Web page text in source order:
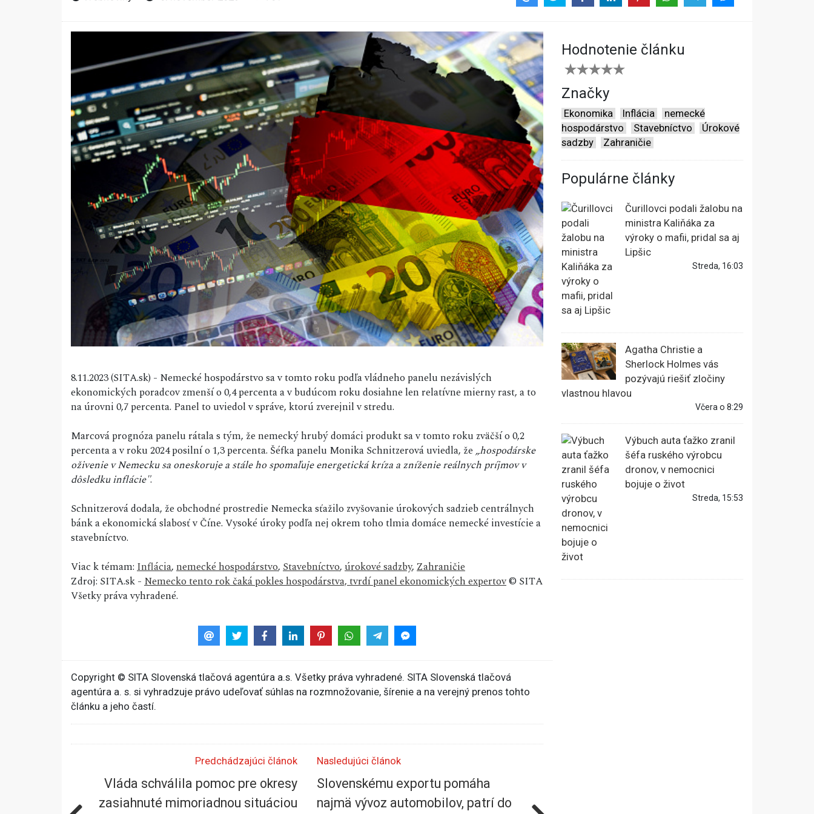
8.11.2023 (SITA.sk) - Nemecké hospodárstvo sa v tomto roku podľa vládneho panelu nezávislých
ekonomických poradcov zmenší o 0,4 percenta a v budúcom roku dosiahne len relatívne mierny rast, a to
na úrovni 0,7 percenta. Panel to uviedol v správe, ktorú zverejnil v stredu.
Marcová prognóza panelu rátala s tým, že nemecký hrubý domáci produkt sa v tomto roku zväčší o 0,2
percenta a v roku 2024 posilní o 1,3 percenta. Šéfka panelu Monika Schnitzerová uviedla, že„hospodárske
oživenie v Nemecku sa oneskoruje a stále ho spomaľuje energetická kríza a zníženie reálnych príjmov v
dôsledku inflácie".
Schnitzerová dodala, že obchodné prostredie Nemecka sťažilo zvyšovanie úrokových sadzieb centrálnych
bánk a ekonomická slabosť v Číne. Vysoké úroky podľa nej okrem toho tlmia domáce nemecké investície a
stavebníctvo.
Viac k témam:Inflácia,nemecké hospodárstvo,Stavebníctvo,úrokové sadzby,Zahraničie
Zdroj: SITA.sk -Nemecko tento rok čaká pokles hospodárstva, tvrdí panel ekonomických expertov© SITA
Všetky práva vyhradené.
Hodnotenie článku
Značky
Ekonomika Inflácia
nemecké
hospodárstvo
Stavebníctvo
Úrokové
sadzby
Zahraničie
Populárne články
Čurillovci podali žalobu na
ministra Kaliňáka za
výroky o mafii, pridal sa aj
Lipšic
Streda, 16:03
Agatha Christie a
Sherlock Holmes vás
pozývajú riešiť zločiny
vlastnou hlavou
Včera o 8:29
Výbuch auta ťažko zranil
šéfa ruského výrobcu
dronov, v nemocnici
bojuje o život
Streda, 15:53
Copyright © SITA Slovenská tlačová agentúra a.s. Všetky práva vyhradené. SITA Slovenská tlačová
agentúra a. s. si vyhradzuje právo udeľovať súhlas na rozmnožovanie, šírenie a na verejný prenos tohto
článku a jeho častí.
Predchádzajúci článok
Vláda schválila pomoc pre okresy
zasiahnuté mimoriadnou situáciou
Nasledujúci článok
Slovenskému exportu pomáha
najmä vývoz automobilov, patrí do